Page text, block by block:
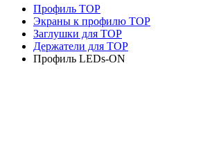
Профиль TOP
Экраны к профилю TOP
Заглушки для TOP
Держатели для TOP
Профиль LEDs-ON